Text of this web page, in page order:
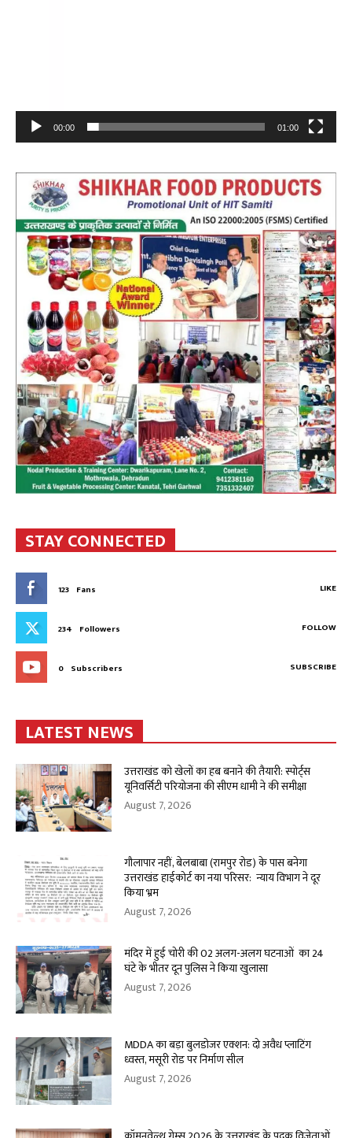
00:00 01:00
STAY CONNECTED
123 Fans LIKE
234 Followers FOLLOW
0 Subscribers SUBSCRIBE
LATEST NEWS
उत्तराखंड को खेलों का हब बनाने की तैयारी: स्पोर्ट्स
यूनिवर्सिटी परियोजना की सीएम धामी ने की समीक्षा
August 7, 2026
गौलापार नहीं, बेलबाबा (रामपुर रोड) के पास बनेगा
उत्तराखंड हाईकोर्ट का नया परिसर: न्याय विभाग ने दूर
किया भ्रम
August 7, 2026
मंदिर में हुई चोरी की 02 अलग-अलग घटनाओं का 24
घंटे के भीतर दून पुलिस ने किया खुलासा
August 7, 2026
MDDA का बड़ा बुलडोजर एक्शन: दो अवैध प्लाटिंग
ध्वस्त, मसूरी रोड पर निर्माण सील
August 7, 2026